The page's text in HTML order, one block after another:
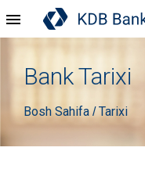
Bank Tarixi
Bosh Sahifa/Tarixi